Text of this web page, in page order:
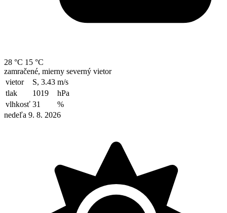
28 °C 15 °C
zamračené, mierny severný vietor
vietor
S, 3.43 m/s
tlak
1019
hPa
vlhkosť 31
%
nedeľa 9. 8. 2026